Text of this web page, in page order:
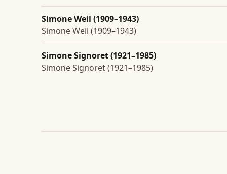
Simone Weil (1909–1943)
Simone Weil (1909–1943)
Simone Signoret (1921–1985)
Simone Signoret (1921–1985)